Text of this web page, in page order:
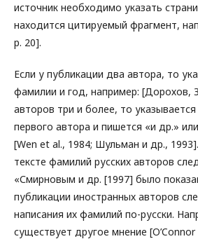
источник необходимо указать
находится цитируемый фрагмент,
p. 20].
Если у публикации два автора, то
фамилии и год, например: [Дорохов,
авторов три и более, то
первого автора и пишется «и др.»
[Wen et al., 1984; Шульман и др.,
тексте фамилий русских авторов
«Смирновым и др. [1997] было
публикации иностранных авторов
написания их фамилий по-русски.
существует другое мнение